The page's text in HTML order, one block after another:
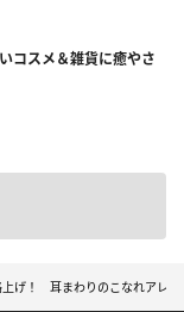
コスメ＆雑貨に癒やさ
上げ！ 耳まわりのこなれアレン